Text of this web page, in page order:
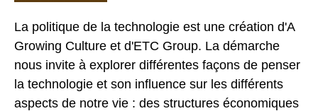
La politique de la technologie est une création d'A
Growing Culture et d'ETC Group. La démarche
nous invite à explorer différentes façons de penser
la technologie et son influence sur les différents
aspects de notre vie : des structures économiques